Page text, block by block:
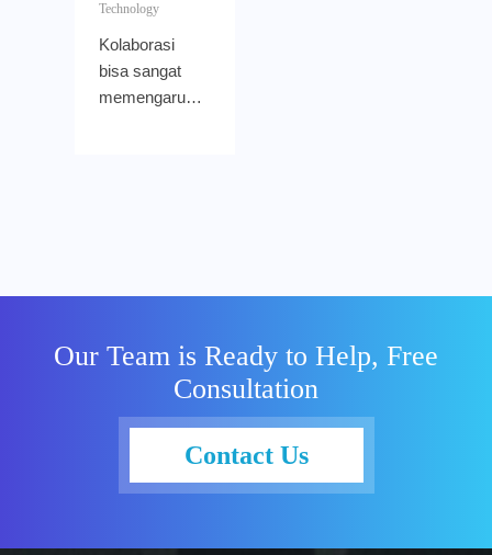
Technology
Kolaborasi
bisa sangat
memengaruhi
sehingga
mereka dapat
berkreasi dan
Riset yang
International
Our Team is Ready to Help, Free
Consultation
Contact Us